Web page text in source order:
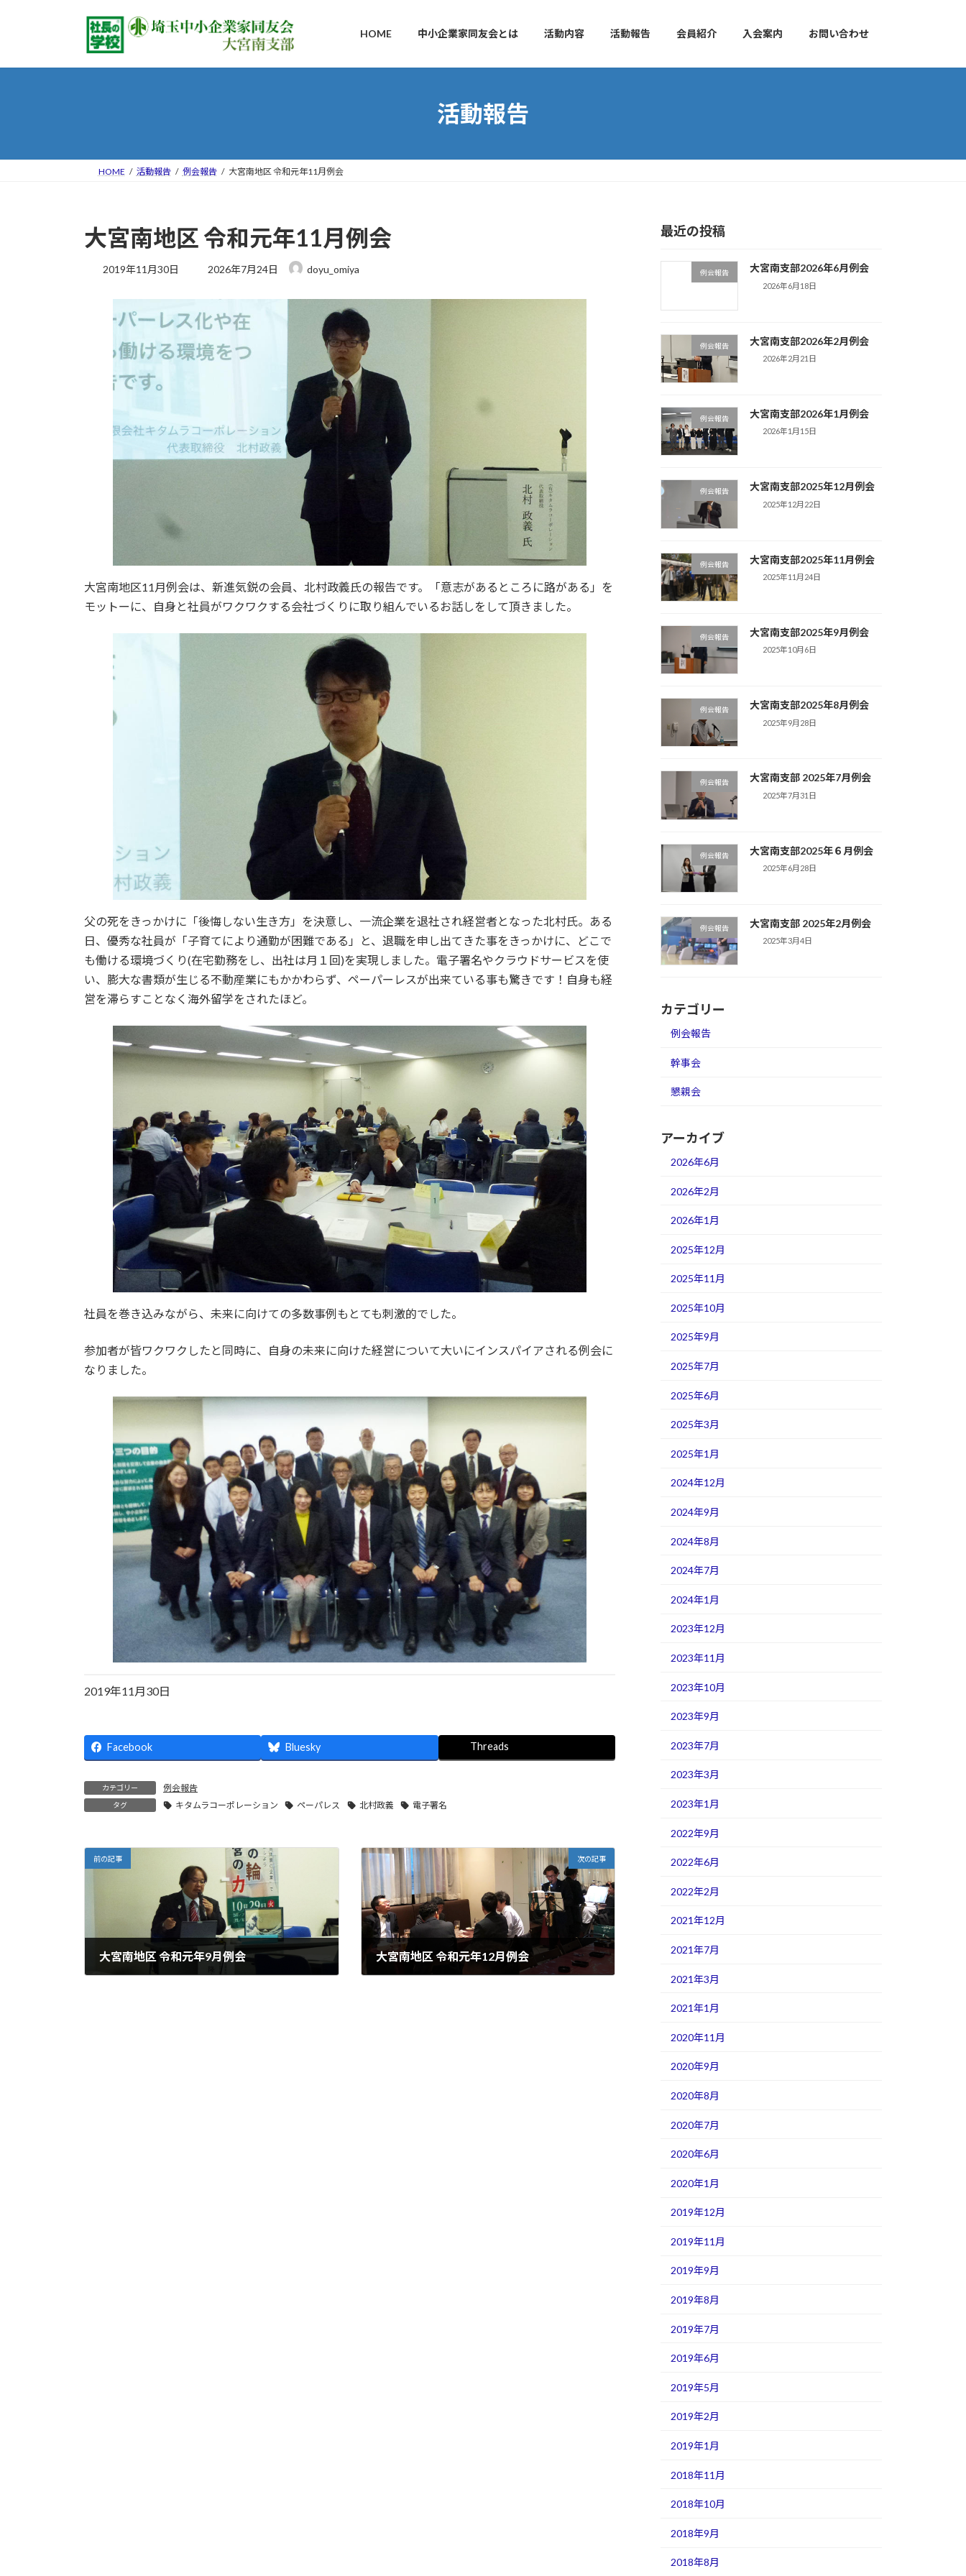
プ
動
HOME 中小企業家同友会とは 活動内容 活動報告 会員紹介 入会案内 お問い合わせ
活動報告
HOME 活動報告 例会報告 大宮南地区 令和元年11月例会
大宮南地区 令和元年11月例会
2019年11月30日
最
日
:
2026年7月24日 doyu_omiya
大宮南地区11月例会は、新進気鋭の会員、北村政義氏の報告です。「意志があるところに路がある」を
モットーに、自身と社員がワクワクする会社づくりに取り組んでいるお話しをして頂きました。
父の死をきっかけに「後悔しない生き方」を決意し、一流企業を退社され経営者となった北村氏。ある
日、優秀な社員が「子育てにより通勤が困難である」と、退職を申し出てきた事をきっかけに、どこで
も働ける環境づくり(在宅勤務をし、出社は月１回)を実現しました。電子署名やクラウドサービスを使
い、膨大な書類が生じる不動産業にもかかわらず、ペーパーレスが出来ている事も驚きです！自身も経
営を滞らすことなく海外留学をされたほど。
社員を巻き込みながら、未来に向けての多数事例もとても刺激的でした。
参加者が皆ワクワクしたと同時に、自身の未来に向けた経営について大いにインスパイアされる例会に
なりました。
2019年11月30日
Facebook Bluesky Threads
カテゴリー 例会報告
タグ キタムラコーポレーション ペーパレス 北村政義 電子署名
前の記事
大宮南地区 令和元年9月例会
次の記事
大宮南地区 令和元年12月例会
最近の投稿
例会報告 大宮南支部2026年6月例会
2026年6月18日
例会報告 大宮南支部2026年2月例会
2026年2月21日
例会報告 大宮南支部2026年1月例会
2026年1月15日
例会報告 大宮南支部2025年12月例会
2025年12月22日
例会報告 大宮南支部2025年11月例会
2025年11月24日
例会報告 大宮南支部2025年9月例会
2025年10月6日
例会報告 大宮南支部2025年8月例会
2025年9月28日
例会報告 大宮南支部 2025年7月例会
2025年7月31日
例会報告 大宮南支部2025年６月例会
2025年6月28日
例会報告 大宮南支部 2025年2月例会
2025年3月4日
カテゴリー
例会報告
幹事会
懇親会
アーカイブ
2026年6月
2026年2月
2026年1月
2025年12月
2025年11月
2025年10月
2025年9月
2025年7月
2025年6月
2025年3月
2025年1月
2024年12月
2024年9月
2024年8月
2024年7月
2024年1月
2023年12月
2023年11月
2023年10月
2023年9月
2023年7月
2023年3月
2023年1月
2022年9月
2022年6月
2022年2月
2021年12月
2021年7月
2021年3月
2021年1月
2020年11月
2020年9月
2020年8月
2020年7月
2020年6月
2020年1月
2019年12月
2019年11月
2019年9月
2019年8月
2019年7月
2019年6月
2019年5月
2019年2月
2019年1月
2018年11月
2018年10月
2018年9月
2018年8月